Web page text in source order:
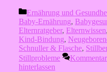
Kategorien
Ernährung und
Baby-Ernährung,
Elternratgeber, Elternwissen,
Kind-Bindung,
Schnuller & Flasche,
Stillprobleme
Kommentar
hinterlassen